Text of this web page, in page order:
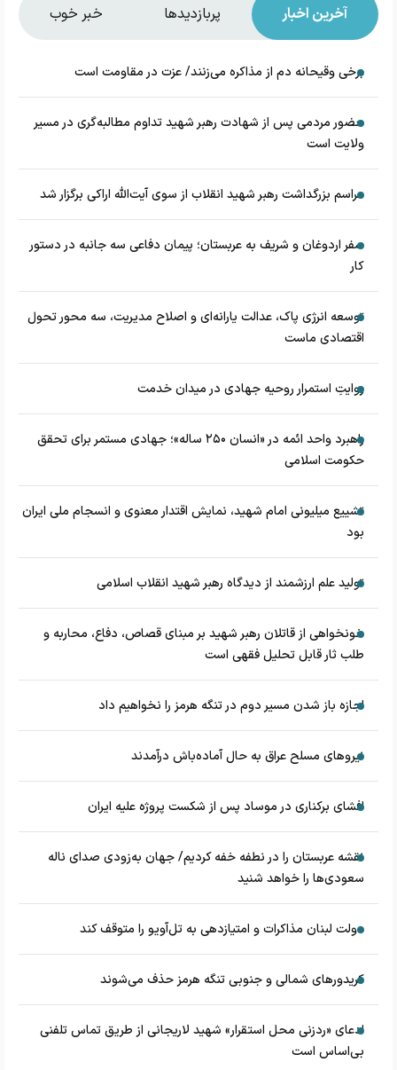
آخرین اخبار پربازدیدها خبر خوب
برخی وقیحانه دم از مذاکره می‌زنند/ عزت در مقاومت است
حضور مردمی پس از شهادت رهبر شهید تداوم مطالبه‌گری در مسیر
ولایت است
مراسم بزرگداشت رهبر شهید انقلاب از سوی آیت‌الله اراکی برگزار شد
سفر اردوغان و شریف به عربستان؛ پیمان دفاعی سه جانبه در دستور
کار
توسعه انرژی پاک، عدالت یارانه‌ای و اصلاح مدیریت، سه محور تحول
اقتصادی ماست
روایتِ استمرار روحیه جهادی در میدان خدمت
راهبرد واحد ائمه در «انسان ۲۵۰ ساله»؛ جهادی مستمر برای تحقق
حکومت اسلامی
تشییع میلیونی امام شهید، نمایش اقتدار معنوی و انسجام ملی ایران
بود
تولید علم ارزشمند از دیدگاه رهبر شهید انقلاب اسلامی
خونخواهی از قاتلان رهبر شهید بر مبنای قصاص، دفاع، محاربه و
طلب ثار قابل تحلیل فقهی است
اجازه باز شدن مسیر دوم در تنگه هرمز را نخواهیم داد
نیروهای مسلح عراق به حال آماده‌باش درآمدند
افشای برکناری در موساد پس از شکست پروژه علیه ایران
نقشه عربستان را در نطفه خفه کردیم/ جهان به‌زودی صدای ناله
سعودی‌ها را خواهد شنید
دولت لبنان مذاکرات و امتیازدهی به تل‌آویو را متوقف کند
کریدورهای شمالی و جنوبی تنگه هرمز حذف می‌شوند
ادعای «ردزنی محل استقرار» شهید لاریجانی از طریق تماس تلفنی
بی‌اساس است